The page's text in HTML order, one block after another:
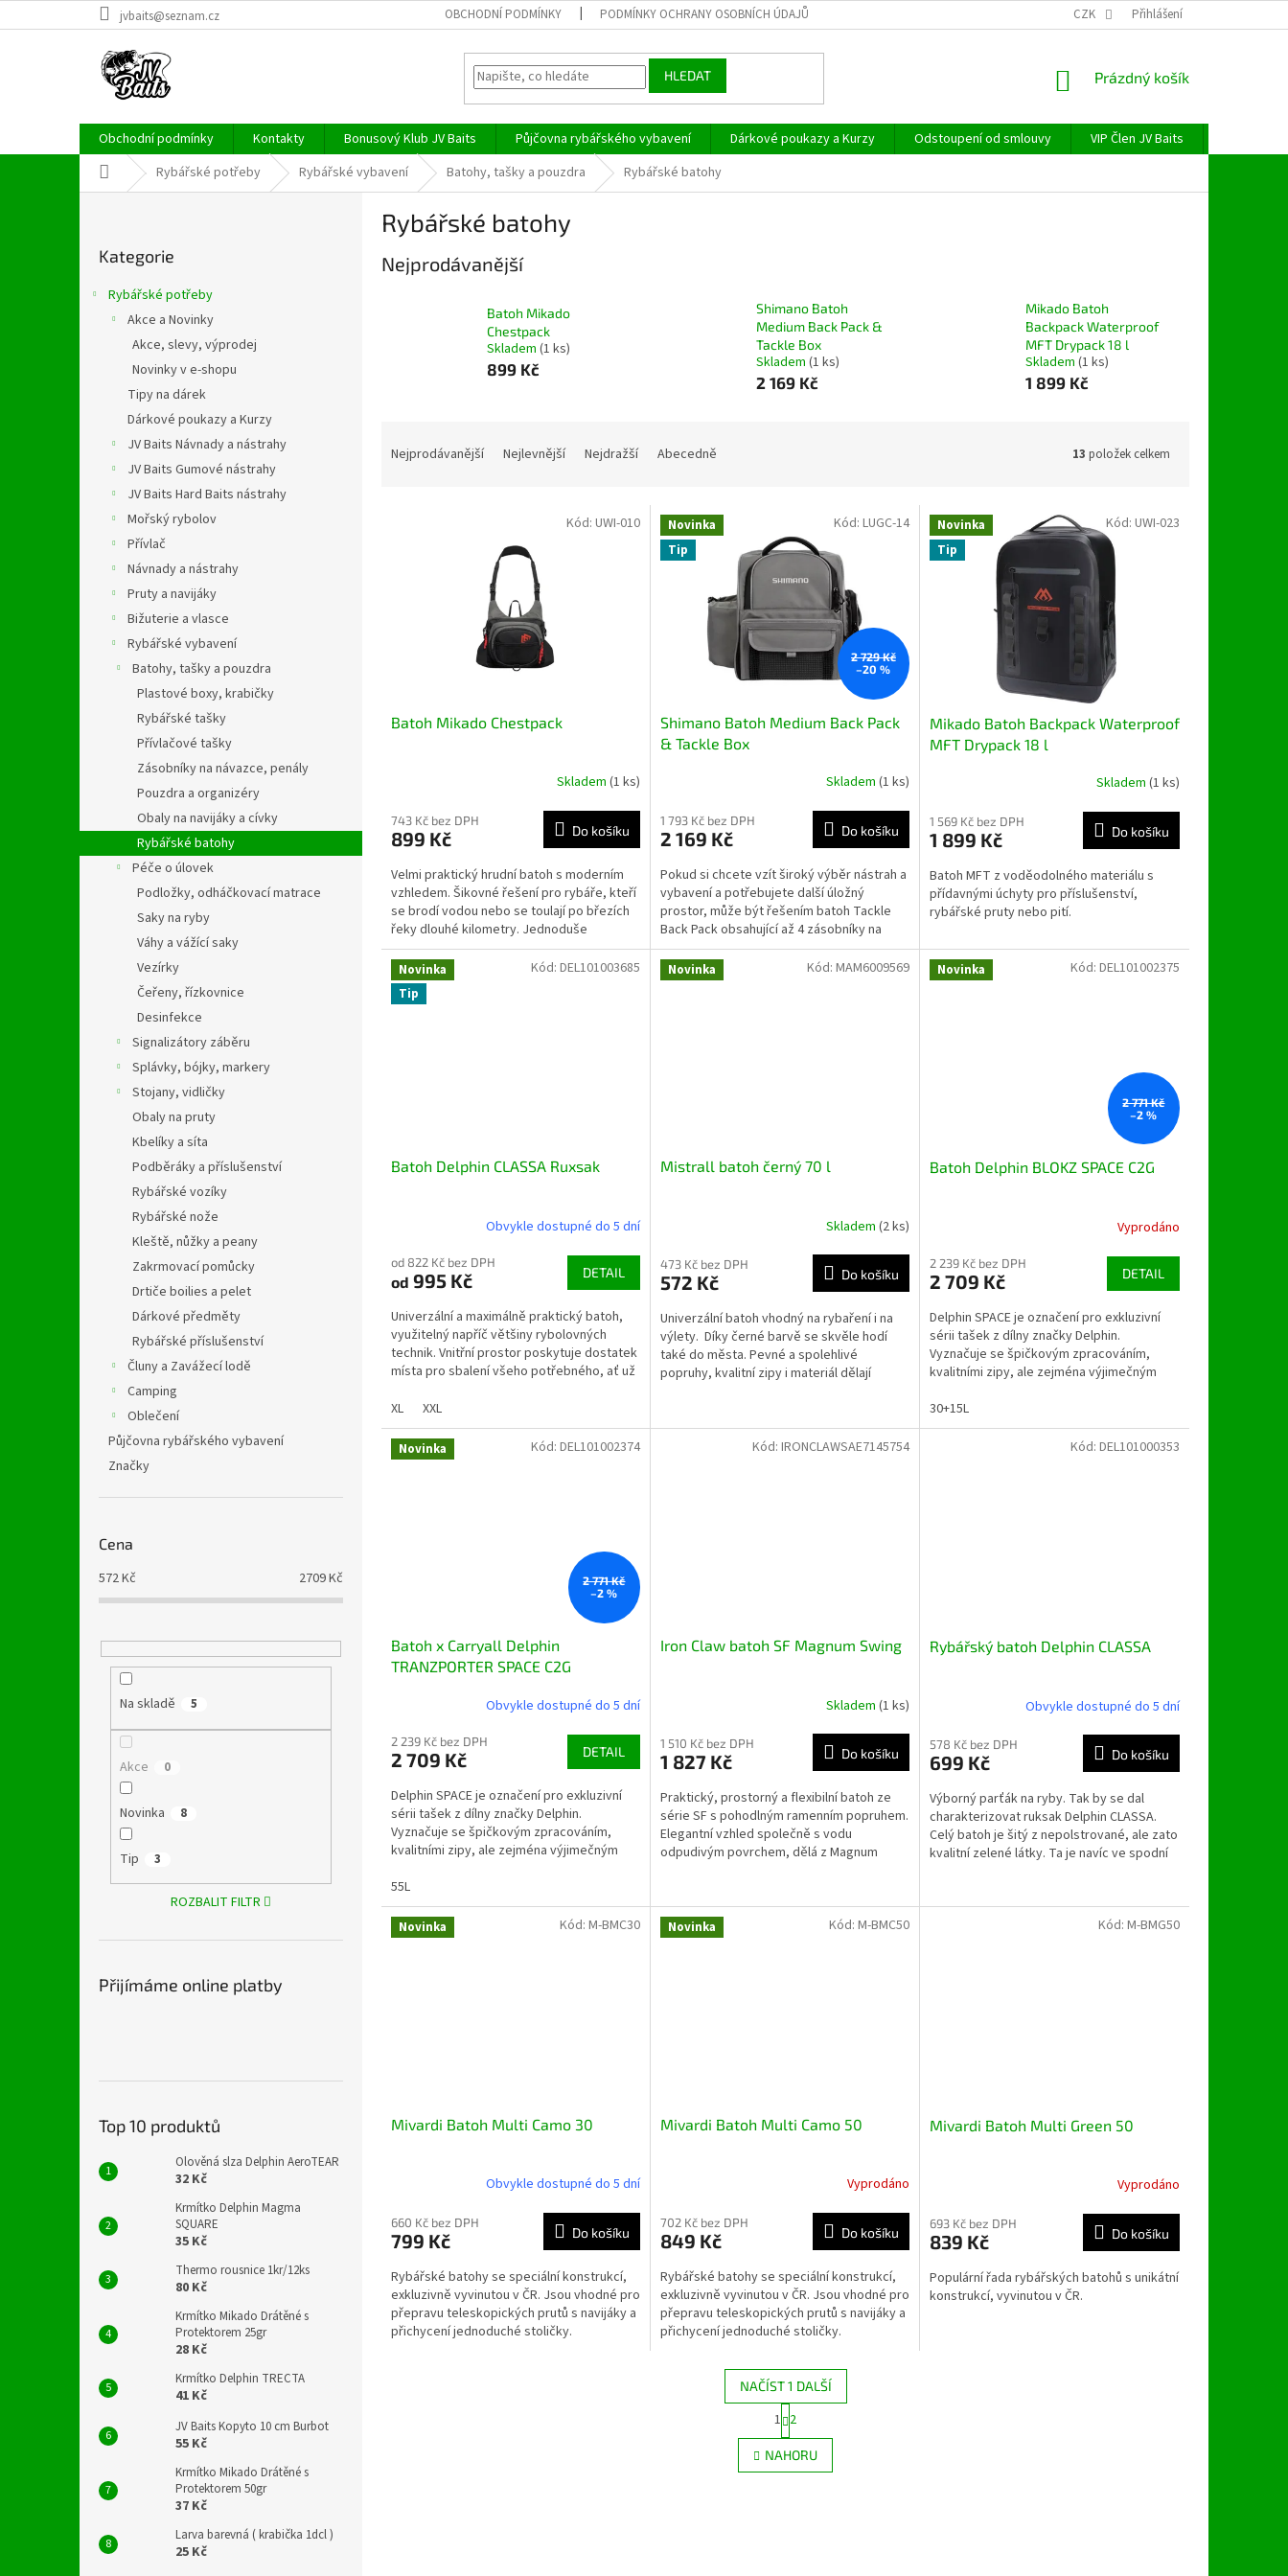
na
jvbaits@seznam.cz OBCHODNÍ PODMÍNKY PODMÍNKY OCHRANY OSOBNÍCH ÚDAJŮ CZK Přihlášení
HLEDAT
NÁKUPNÍ
Prázdný košík
Obchodní podmínky Kontakty Bonusový Klub JV Baits Půjčovna rybářského vybavení Dárkové poukazy a Kurzy Odstoupení od smlouvy VIP Člen JV Baits
Domů Rybářské potřeby Rybářské vybavení Batohy, tašky a pouzdra Rybářské batohy
kategorie
Kategorie
Rybářské potřeby
Akce a Novinky
Akce, slevy, výprodej
Novinky v e-shopu
Tipy na dárek
Dárkové poukazy a Kurzy
JV Baits Návnady a nástrahy
JV Baits Gumové nástrahy
JV Baits Hard Baits nástrahy
Mořský rybolov
Přívlač
Návnady a nástrahy
Pruty a navijáky
Bižuterie a vlasce
Rybářské vybavení
Batohy, tašky a pouzdra
Plastové boxy, krabičky
Rybářské tašky
Přívlačové tašky
Zásobníky na návazce, penály
Pouzdra a organizéry
Obaly na navijáky a cívky
Rybářské batohy
Péče o úlovek
Podložky, odháčkovací matrace
Saky na ryby
Váhy a vážící saky
Vezírky
Čeřeny, řízkovnice
Desinfekce
Signalizátory záběru
Splávky, bójky, markery
Stojany, vidličky
Obaly na pruty
Kbelíky a síta
Podběráky a příslušenství
Rybářské vozíky
Rybářské nože
Kleště, nůžky a peany
Zakrmovací pomůcky
Drtiče boilies a pelet
Dárkové předměty
Rybářské příslušenství
Čluny a Zavážecí lodě
Camping
Oblečení
Půjčovna rybářského vybavení
Značky
Cena
572Kč 2709Kč
Na skladě 5
Akce 0
Novinka 8
Tip 3
ROZBALIT FILTR
Přijímáme online platby
Top 10 produktů
Olověná slza Delphin AeroTEAR
32 Kč
Krmítko Delphin Magma
SQUARE
35 Kč
Thermo rousnice 1kr/12ks
80 Kč
Krmítko Mikado Drátěné s
Protektorem 25gr
28 Kč
Krmítko Delphin TRECTA
41 Kč
JV Baits Kopyto 10 cm Burbot
55 Kč
Krmítko Mikado Drátěné s
Protektorem 50gr
37 Kč
Larva barevná ( krabička 1dcl )
25 Kč
Rybářské batohy
Nejprodávanější
Batoh Mikado
Chestpack
Skladem (1 ks)
899 Kč
Shimano Batoh
Medium Back Pack &
Tackle Box
Skladem (1 ks)
2 169 Kč
Mikado Batoh
Backpack Waterproof
MFT Drypack 18 l
Skladem (1 ks)
1 899 Kč
Nejprodávanější Nejlevnější Nejdražší Abecedně 13 položek celkem
Batoh Mikado Chestpack
Skladem (1 ks)
743 Kč bez DPH
899 Kč Do košíku
Velmi praktický hrudní batoh s moderním
vzhledem. Šikovné řešení pro rybáře, kteří
se brodí vodou nebo se toulají po březích
řeky dlouhé kilometry. Jednoduše
zapomenete, že máte...
Kód: UWI-010
Novinka
Tip
2 729 Kč
–20 %
Shimano Batoh Medium Back Pack
& Tackle Box
Skladem (1 ks)
1 793 Kč bez DPH
2 169 Kč Do košíku
Pokud si chcete vzít široký výběr nástrah a
vybavení a potřebujete další úložný
prostor, může být řešením batoh Tackle
Back Pack obsahující až 4 zásobníky na
nástrahy nebo...
Kód: LUGC-14
Novinka
Tip
Mikado Batoh Backpack Waterproof
MFT Drypack 18 l
Skladem (1 ks)
1 569 Kč bez DPH
1 899 Kč Do košíku
Batoh MFT z voděodolného materiálu s
přídavnými úchyty pro příslušenství,
rybářské pruty nebo pití.
Kód: UWI-023
Novinka
Tip
Batoh Delphin CLASSA Ruxsak
Obvykle dostupné do 5 dní
od 822 Kč bez DPH
od 995 Kč DETAIL
Univerzální a maximálně praktický batoh,
využitelný napříč většiny rybolovných
technik. Vnitřní prostor poskytuje dostatek
místa pro sbalení všeho potřebného, ať už
XL
XXL
Kód: DEL101003685 Novinka
Mistrall batoh černý 70 l
Skladem (2 ks)
473 Kč bez DPH
572 Kč Do košíku
Univerzální batoh vhodný na rybaření i na
výlety. Díky černé barvě se skvěle hodí
také do města. Pevné a spolehlivé
popruhy, kvalitní zipy i materiál dělají
Kód: MAM6009569 Novinka
2 771 Kč
–2 %
Batoh Delphin BLOKZ SPACE C2G
Vyprodáno
2 239 Kč bez DPH
2 709 Kč DETAIL
Delphin SPACE je označení pro exkluzivní
sérii tašek z dílny značky Delphin.
Vyznačuje se špičkovým zpracováním,
kvalitními zipy, ale zejména výjimečným
30+15L
Kód: DEL101002375
Novinka
2 771 Kč
–2 %
Batoh x Carryall Delphin
TRANZPORTER SPACE C2G
Obvykle dostupné do 5 dní
2 239 Kč bez DPH
2 709 Kč DETAIL
Delphin SPACE je označení pro exkluzivní
sérii tašek z dílny značky Delphin.
Vyznačuje se špičkovým zpracováním,
kvalitními zipy, ale zejména výjimečným
55L
Kód: DEL101002374
Iron Claw batoh SF Magnum Swing
Skladem (1 ks)
1 510 Kč bez DPH
1 827 Kč Do košíku
Praktický, prostorný a flexibilní batoh ze
série SF s pohodlným ramenním popruhem.
Elegantní vzhled společně s vodu
odpudivým povrchem, dělá z Magnum
Kód: IRONCLAWSAE7145754
Rybářský batoh Delphin CLASSA
Obvykle dostupné do 5 dní
578 Kč bez DPH
699 Kč Do košíku
Výborný parťák na ryby. Tak by se dal
charakterizovat ruksak Delphin CLASSA.
Celý batoh je šitý z nepolstrované, ale zato
kvalitní zelené látky. Ta je navíc ve spodní
Kód: DEL101000353
Novinka
Mivardi Batoh Multi Camo 30
Obvykle dostupné do 5 dní
660 Kč bez DPH
799 Kč Do košíku
Rybářské batohy se speciální konstrukcí,
exkluzivně vyvinutou v ČR. Jsou vhodné pro
přepravu teleskopických prutů s navijáky a
přichycení jednoduché stoličky.
Kód: M-BMC30 Novinka
Mivardi Batoh Multi Camo 50
Vyprodáno
702 Kč bez DPH
849 Kč Do košíku
Rybářské batohy se speciální konstrukcí,
exkluzivně vyvinutou v ČR. Jsou vhodné pro
přepravu teleskopických prutů s navijáky a
přichycení jednoduché stoličky.
Kód: M-BMC50
Mivardi Batoh Multi Green 50
Vyprodáno
693 Kč bez DPH
839 Kč Do košíku
Populární řada rybářských batohů s unikátní
konstrukcí, vyvinutou v ČR.
Kód: M-BMG50
O
v
l
NAČÍST 1 DALŠÍ
S
t
r
á
n
1 2
NAHORU